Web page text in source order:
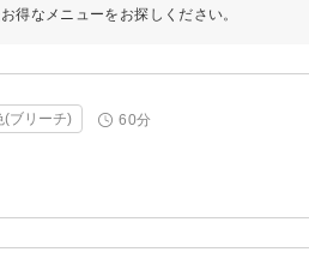
得なメニューをお探しください。
(ブリーチ) 60分